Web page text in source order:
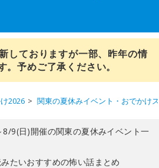
しておりますが一部、昨年の情
。予めご了承ください。
2026 関東の夏休みイベント・おでかけ
9(日)開催の関東の夏休みイベント一
みたいおすすめの怖い話まとめ